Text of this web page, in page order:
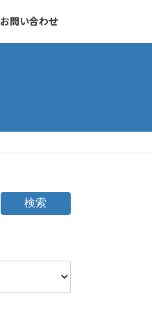
お問い合わせ
検索